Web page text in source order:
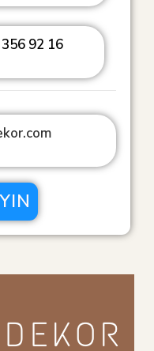
92 16